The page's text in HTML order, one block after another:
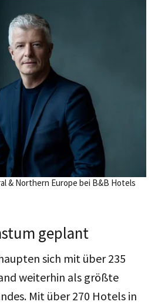
& Northern Europe bei B&B Hotels
geplant
sich mit über 235
weiterhin als größte
Mit über 270 Hotels in